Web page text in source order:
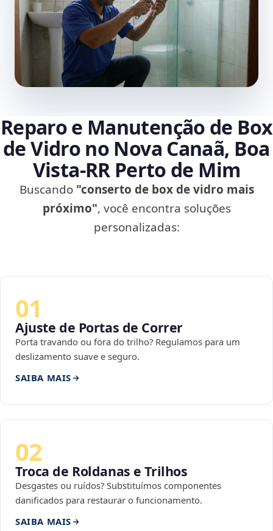
Reparo e Manutenção de Box
de Vidro no Nova Canaã, Boa
Vista‑RR Perto de Mim
Buscando "conserto de box de vidro mais
próximo", você encontra soluções
personalizadas:
01
Ajuste de Portas de Correr
Porta travando ou fora do trilho? Regulamos para um
deslizamento suave e seguro.
SAIBA MAIS
02
Troca de Roldanas e Trilhos
Desgastes ou ruídos? Substituímos componentes
danificados para restaurar o funcionamento.
SAIBA MAIS